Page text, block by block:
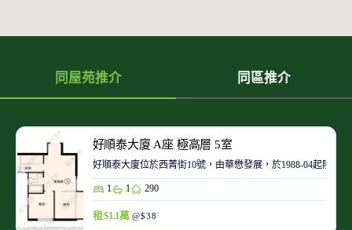
同屋苑推介 同區推介
好順泰大廈 A座 極高層 5室
好順泰大廈位於西菁街10號，由華懋發展，於1988-04起陸續
1 1 290
租 $1.1萬 @$38